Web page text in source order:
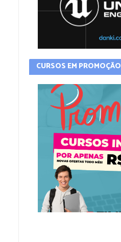
CURSOS EM PROMOÇÃO